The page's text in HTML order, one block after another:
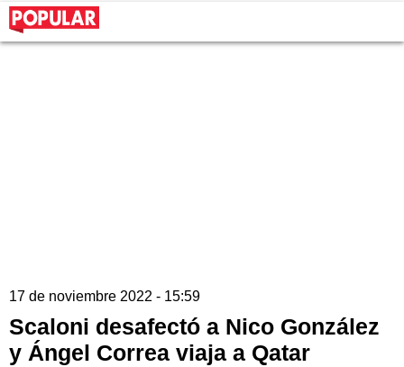
17 de noviembre 2022 - 15:59
Scaloni desafectó a Nico González
y Ángel Correa viaja a Qatar